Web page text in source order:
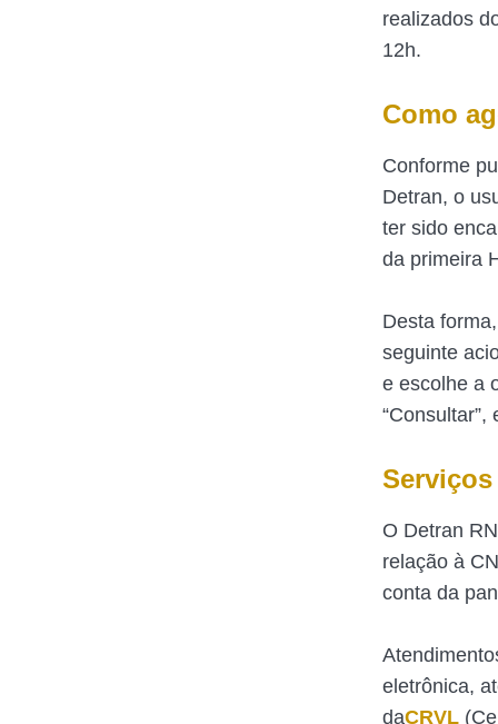
realizados
12h.
Como
Conforme
Detran, o
ter sido
da primeira
Desta
seguinte
e escolhe a
O Detran
relação à
conta da
eletrônica,
daCRVL